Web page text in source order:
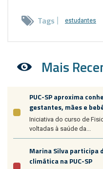
Tags estudantes
Mais
PUC-SP aproxima
gestantes, mães e
Iniciativa do curso de
voltadas à saúde da...
Marina Silva participa
climática na PUC-SP